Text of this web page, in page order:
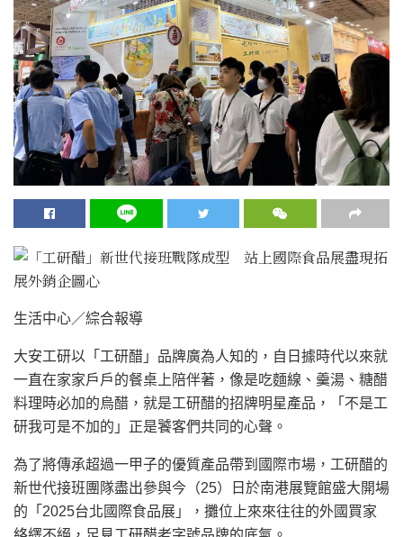
生活中心／綜合報導
大安工研以「工研醋」品牌廣為人知的，自日據時代以來就
一直在家家戶戶的餐桌上陪伴著，像是吃麵線、羹湯、糖醋
料理時必加的烏醋，就是工研醋的招牌明星產品，「不是工
研我可是不加的」正是饕客們共同的心聲。
為了將傳承超過一甲子的優質產品帶到國際市場，工研醋的
新世代接班團隊盡出參與今（25）日於南港展覽館盛大開場
的「2025台北國際食品展」，攤位上來來往往的外國買家